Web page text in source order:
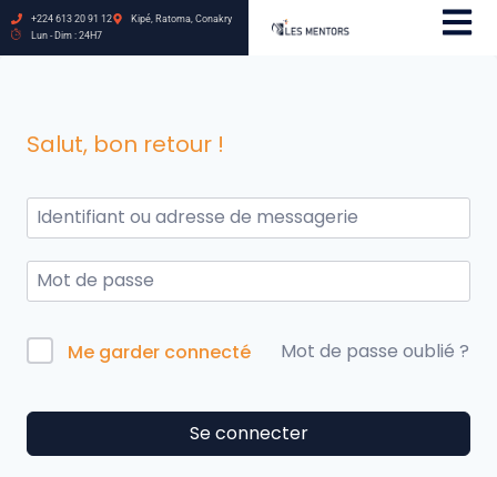
+224 613 20 91 12
Kipé, Ratoma, Conakry
Lun - Dim : 24H7
Salut, bon retour !
Me garder connecté Mot de passe oublié ?
Se connecter